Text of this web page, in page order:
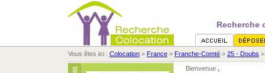
Recherche
Vous êtes ici : Colocation > France > Franche-Comté > 25 - Doubs
Bienvenue ,